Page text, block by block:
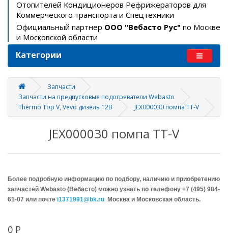
Отопителей Кондиционеров Рефрижераторов для
Коммерческого транспорта и Спецтехники
Официальный партнер ООО "Вебасто Рус" по Москве
и Московской области
Категории
Запчасти
Запчасти на предпусковые подогреватели Webasto
Thermo Top V, Vevo дизель 12В
JEX000030 помпа TT-V
JEX000030 помпа TT-V
Более подробную информацию по подбору, наличию и приобретению
запчастей Webasto (Вебасто) можно узнать по телефону +7 (495) 984-
61-07 или почте i1371991@bk.ru Москва и Московская область.
0 Р